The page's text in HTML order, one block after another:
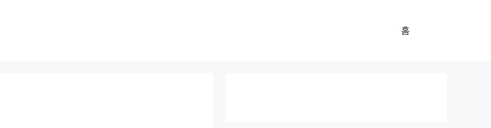
홈